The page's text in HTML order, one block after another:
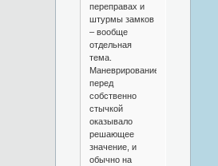
переправах и
штурмы замков
– вообще
отдельная
тема.
Маневрирование
перед
собственно
стычкой
оказывало
решающее
значение, и
обычно на